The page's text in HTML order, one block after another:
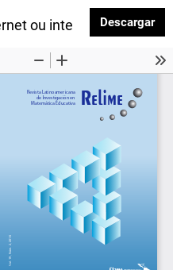
ou internet-com-
Descargar